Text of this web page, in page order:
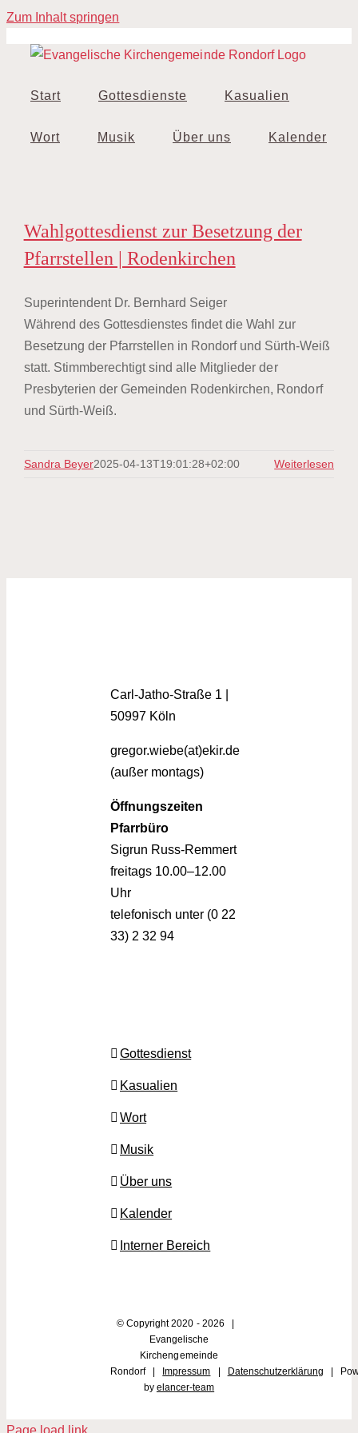
Zum Inhalt springen
Start Gottesdienste Kasualien
Wort Musik Über uns Kalender
Wahlgottesdienst zur Besetzung der
Pfarrstellen | Rodenkirchen
Superintendent Dr. Bernhard Seiger
Während des Gottesdienstes findet die Wahl zur
Besetzung der Pfarrstellen in Rondorf und Sürth-Weiß
statt. Stimmberechtigt sind alle Mitglieder der
Presbyterien der Gemeinden Rodenkirchen, Rondorf
und Sürth-Weiß.
Sandra Beyer2025-04-13T19:01:28+02:00 Weiterlesen
Carl-Jatho-Straße 1 |
50997 Köln
gregor.wiebe(at)ekir.de
(außer montags)
Öffnungszeiten
Pfarrbüro
Sigrun Russ-Remmert
freitags 10.00–12.00
Uhr
telefonisch unter (0 22
33) 2 32 94
Gottesdienst
Kasualien
Wort
Musik
Über uns
Kalender
Interner Bereich
© Copyright 2020 - 2026 |
Evangelische
Kirchengemeinde
Rondorf |
Impressum Datenschutzerklärung |
by elancer-team
Page load link